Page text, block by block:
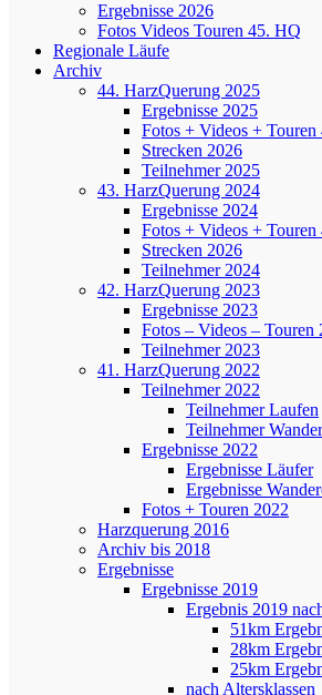
Ergebnisse 2026
Fotos Videos Touren 45. HQ
Regionale Läufe
Archiv
44. HarzQuerung 2025
Ergebnisse 2025
Fotos + Videos + Touren
Strecken 2026
Teilnehmer 2025
43. HarzQuerung 2024
Ergebnisse 2024
Fotos + Videos + Touren
Strecken 2026
Teilnehmer 2024
42. HarzQuerung 2023
Ergebnisse 2023
Fotos – Videos – Touren
Teilnehmer 2023
41. HarzQuerung 2022
Teilnehmer 2022
Teilnehmer Laufen
Teilnehmer
Ergebnisse 2022
Ergebnisse Läufer
Ergebnisse
Fotos + Touren 2022
Harzquerung 2016
Archiv bis 2018
Ergebnisse
Ergebnisse 2019
Ergebnis 2019
51km
28km
25km
nach Altersklassen